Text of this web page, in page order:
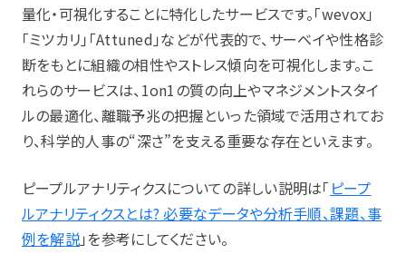
量化・可視化することに特化したサービスです。「wevox」
「ミツカリ」「Attuned」などが代表的で、サーベイや性格診
断をもとに組織の相性やストレス傾向を可視化します。こ
れらのサービスは、1on1の質の向上やマネジメントスタイ
ルの最適化、離職予兆の把握といった領域で活用されてお
り、科学的人事の“深さ”を支える重要な存在といえます。
ピープルアナリティクスについての詳しい説明は「 ピープ
ルアナリティクスとは? 必要なデータや分析手順、課題、事
例を解説」を参考にしてください。